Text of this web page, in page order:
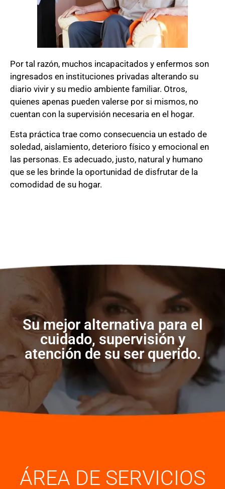
Por tal razón, muchos incapacitados y enfermos son
ingresados en instituciones privadas alterando su
diario vivir y su medio ambiente familiar. Otros,
quienes apenas pueden valerse por si mismos, no
cuentan con la supervisión necesaria en el hogar.
Esta práctica trae como consecuencia un estado de
soledad, aislamiento, deterioro físico y emocional en
las personas. Es adecuado, justo, natural y humano
que se les brinde la oportunidad de disfrutar de la
comodidad de su hogar.
Su mejor alternativa para el
cuidado, supervisión y
atención de su ser querido.
ÁREA DE SERVICIOS